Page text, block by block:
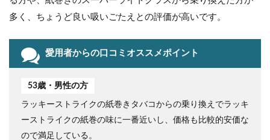
多く、ちょうど良い吸いごたえとの評価が高いです。
愛用者からの口コミオススメポイント
53歳・男性の方
ラッキーストライクの紙巻きタバコからの乗り換えでラッキ
ーストライクの紙巻の味に一番近いし、価格も比較的安価な
ので満足している。